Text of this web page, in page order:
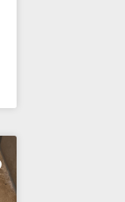
Favorit